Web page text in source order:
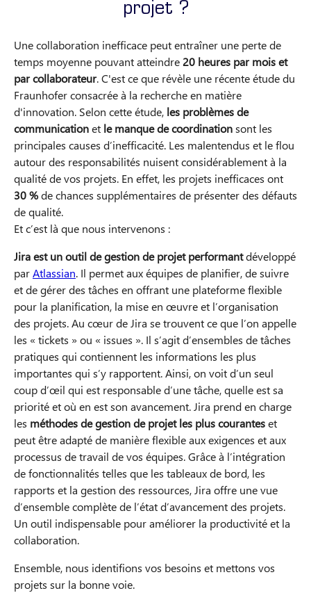
projet ?
Une collaboration inefficace peut entraîner une perte de
temps moyenne pouvant atteindre 20 heures par mois et
par collaborateur. C'est ce que révèle une récente étude du
Fraunhofer consacrée à la recherche en matière
d'innovation. Selon cette étude, les problèmes de
communicationet le manque de coordinationsont les
principales causes d’inefficacité. Les malentendus et le flou
autour des responsabilités nuisent considérablement à la
qualité de vos projets. En effet, les projets inefficaces ont
30 %de chances supplémentaires de présenter des défauts
de qualité.
Et c’est là que nous intervenons :
Jira est un outil de gestion de projet performantdéveloppé
parAtlassian. Il permet aux équipes de planifier, de suivre
et de gérer des tâches en offrant une plateforme flexible
pour la planification, la mise en œuvre et l’organisation
des projets. Au cœur de Jira se trouvent ce que l’on appelle
les « tickets » ou « issues ». Il s’agit d’ensembles de tâches
pratiques qui contiennent les informations les plus
importantes qui s’y rapportent. Ainsi, on voit d’un seul
coup d’œil qui est responsable d’une tâche, quelle est sa
priorité et où en est son avancement. Jira prend en charge
les méthodes de gestion de projet les plus couranteset
peut être adapté de manière flexible aux exigences et aux
processus de travail de vos équipes. Grâce à l’intégration
de fonctionnalités telles que les tableaux de bord, les
rapports et la gestion des ressources, Jira offre une vue
d’ensemble complète de l’état d’avancement des projets.
Un outil indispensable pour améliorer la productivité et la
collaboration.
Ensemble, nous identifions vos besoins et mettons vos
projets sur la bonne voie.